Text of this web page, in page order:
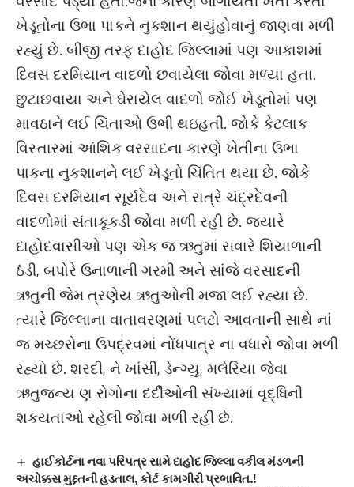
ખેડૂતોના ઉભા પાકને નુકશાન થયુંહોવાનું જાણવા મળી
રહ્યું છે. બીજી તરફ દાહોદ જિલ્લામાં પણ આકાશમાં
દિવસ દરમિયાન વાદળો છવાયેલા જોવા મળ્યા હતા.
છુટાછવાયા અને ઘેરાયેલ વાદળો જોઈ ખેડૂતોમાં પણ
માવઠાને લઈ ચિંતાઓ ઉભી થઇહતી. જોકે કેટલાક
વિસ્તારમાં આંશિક વરસાદના કારણે ખેતીના ઉભા
પાકના નુકશાનને લઈ ખેડૂતો ચિંતિત થયા છે. જોકે
દિવસ દરમિયાન સૂર્યદેવ અને રાત્રે ચંદ્રદેવની
વાદળોમાં સંતાકૂકડી જોવા મળી રહી છે. જ્યારે
દાહોદવાસીઓ પણ એક જ ઋતુમાં સવારે શિયાળાની
ઠંડી, બપોરે ઉનાળાની ગરમી અને સાંજે વરસાદની
ઋતુની જેમ ત્રણેય ઋતુઓની મજા લઈ રહ્યા છે.
ત્યારે જિલ્લાના વાતાવરણમાં પલટો આવતાની સાથે નાં
જ મચ્છરોના ઉપદ્રવમાં નોંધપાત્ર ના વધારો જોવા મળી
રહ્યો છે. શરદી, ને ખાંસી, ડેન્ગ્યુ, મલેરિયા જેવા
ઋતુજન્ય ણ રોગોના દર્દીઓની સંખ્યામાં વૃદ્ધિની
શકયતાઓ રહેલી જોવા મળી રહી છે.
હાઈકોર્ટના નવા પરિપત્ર સામે દાહોદ જિલ્લા વકીલ મંડળની
અચોક્કસ મુદ્દતની હડતાલ, કોર્ટ કામગીરી પ્રભાવિત.!